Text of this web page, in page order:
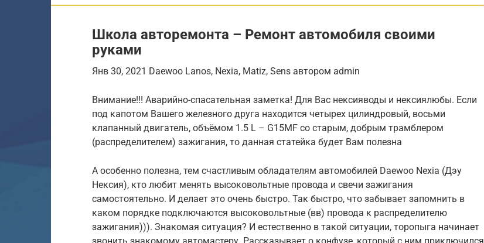
Школа авторемонта – Ремонт автомобиля своими
руками
Янв 30, 2021 Daewoo Lanos, Nexia, Matiz, Sens автором admin
Внимание!!! Аварийно-спасательная заметка! Для Вас нексияводы и нексиялюбы. Если
под капотом Вашего железного друга находится четырех цилиндровый, восьми
клапанный двигатель, объёмом 1.5 L – G15MF со старым, добрым трамблером
(распределителем) зажигания, то данная статейка будет Вам полезна
А особенно полезна, тем счастливым обладателям автомобилей Daewoo Nexia (Дэу
Нексия), кто любит менять высоковольтные провода и свечи зажигания
самостоятельно. И делает это очень быстро. Так быстро, что забывает запомнить в
каком порядке подключаются высоковольтные (вв) провода к распределителю
зажигания))). Знакомая ситуация? И естественно в такой ситуации, торопыга начинает